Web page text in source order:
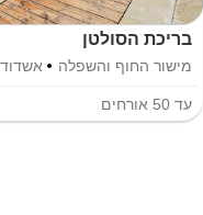
בריכת הסולטן
מישור החוף והשפלה אשדוד
עד 50 אורחים